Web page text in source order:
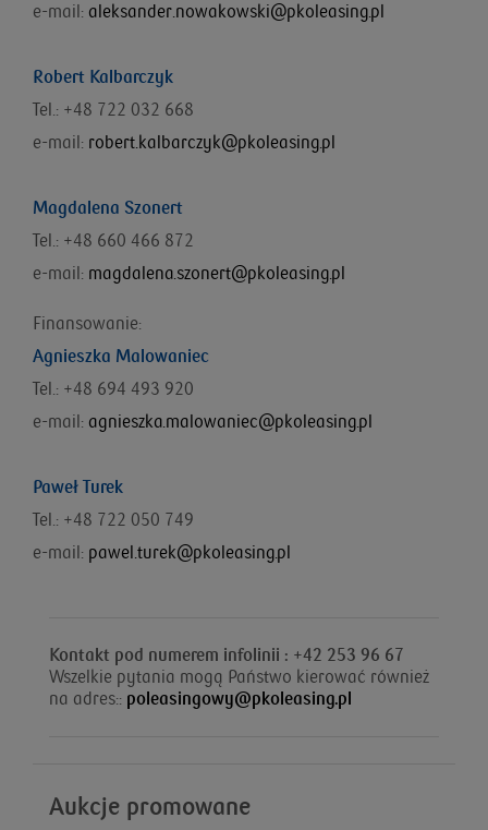
e-mail: aleksander.nowakowski@pkoleasing.pl
Robert Kalbarczyk
Tel.: +48 722 032 668
e-mail: robert.kalbarczyk@pkoleasing.pl
Magdalena Szonert
Tel.: +48 660 466 872
e-mail: magdalena.szonert@pkoleasing.pl
Finansowanie:
Agnieszka Malowaniec
Tel.: +48 694 493 920
e-mail: agnieszka.malowaniec@pkoleasing.pl
Paweł Turek
Tel.: +48 722 050 749
e-mail: pawel.turek@pkoleasing.pl
Kontakt pod numerem infolinii : +42 253 96 67
Wszelkie pytania mogą Państwo kierować również
na adres:: poleasingowy@pkoleasing.pl
Aukcje promowane